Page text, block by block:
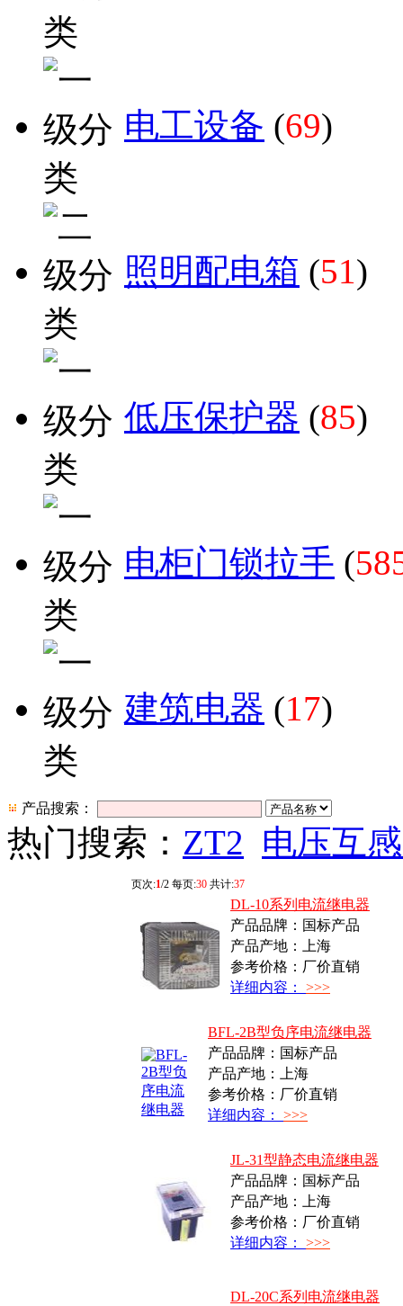
电工设备 (69)
照明配电箱 (51)
低压保护器 (85)
电柜门锁拉手 (
建筑电器 (17)
产品搜索：
热门搜索： ZT2 电压互
页次:1/2 每页:30 共计:37
DL-10系列电流继电器
产品品牌：国标产品
产品产地：上海
参考价格：厂价直销
详细内容： >>>
BFL-2B型负序电流继电器
产品品牌：国标产品
产品产地：上海
参考价格：厂价直销
详细内容： >>>
JL-31型静态电流继电器
产品品牌：国标产品
产品产地：上海
参考价格：厂价直销
详细内容： >>>
DL-20C系列电流继电器